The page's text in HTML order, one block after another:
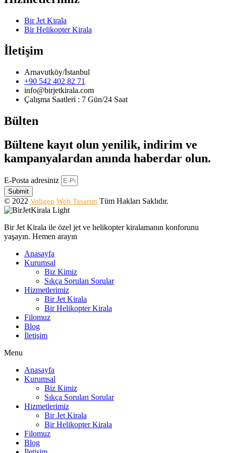
Bir Jet Kirala
Bir Helikopter Kirala
İletişim
Arnavutköy/İstanbul
+90 542 402 82 71
info@birjetkirala.com
Çalışma Saatleri : 7 Gün/24 Saat
Bülten
Bültene kayıt olun yenilik, indirim ve
kampanyalardan anında haberdar olun.
E-Posta adresiniz
Submit
© 2022 Voligen Web Tasarım Tüm Hakları Saklıdır.
Bir Jet Kirala ile özel jet ve helikopter kiralamanın konforunu
yaşayın. Hemen arayın
Anasayfa
Kurumsal
Biz Kimiz
Sıkça Sorulan Sorular
Hizmetlerimiz
Bir Jet Kirala
Bir Helikopter Kirala
Filomuz
Blog
İletişim
Menu
Anasayfa
Kurumsal
Biz Kimiz
Sıkça Sorulan Sorular
Hizmetlerimiz
Bir Jet Kirala
Bir Helikopter Kirala
Filomuz
Blog